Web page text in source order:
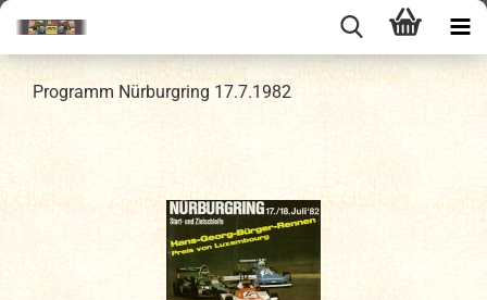
Programm Nürburgring 17.7.1982